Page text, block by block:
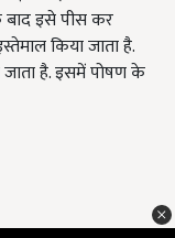
इसे पीस कर
किया जाता है.
जाता है. इसमें पोषण के